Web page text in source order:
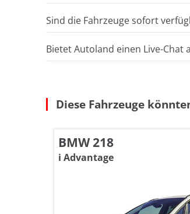
Sind die Fahrzeuge sofort
Bietet Autoland einen Live-Chat
Diese Fahrzeuge
BMW 218
i Advantage